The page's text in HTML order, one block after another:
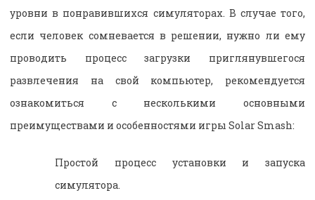
уровни в понравившихся симуляторах. В случае того,
если человек сомневается в решении, нужно ли ему
проводить процесс загрузки приглянувшегося
развлечения на свой компьютер, рекомендуется
ознакомиться с несколькими основными
преимуществами и особенностями игры Solar Smash:
Простой процесс установки и запуска
симулятора.